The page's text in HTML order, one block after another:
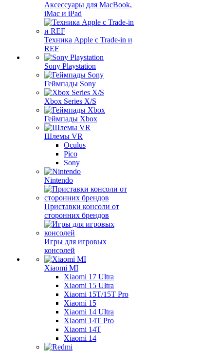
Аксессуары для MacBook,
iMac и iPad
Техника Apple с Trade-in и
REF
Sony Playstation
Геймпады Sony
Xbox Series X/S
Геймпады Xbox
Шлемы VR
Oculus
Pico
Sony
Nintendo
Приставки консоли от
сторонних брендов
Игры для игровых
консолей
Xiaomi MI
Xiaomi 17 Ultra
Xiaomi 15 Ultra
Xiaomi 15T/15T Pro
Xiaomi 15
Xiaomi 14 Ultra
Xiaomi 14T Pro
Xiaomi 14T
Xiaomi 14